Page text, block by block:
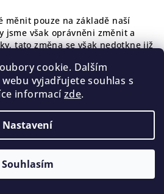
cookie. Dalším
vyjadřujete souhlas s
informacízde.
Nastavení
Souhlasím
měnit pouze na základě naší
jsme však oprávněni změnit a
tato změna se však nedotkne již
této změny. O změně Vás však
v případě, že máte vytvořený
tuto informaci měli v případě,
jelikož nemáme uzavřenou
možné vypovědět), nebo Vám
dodávat Zboží pravidelně a
14 dní před účinností této
do 14 dnů od zaslání informace o